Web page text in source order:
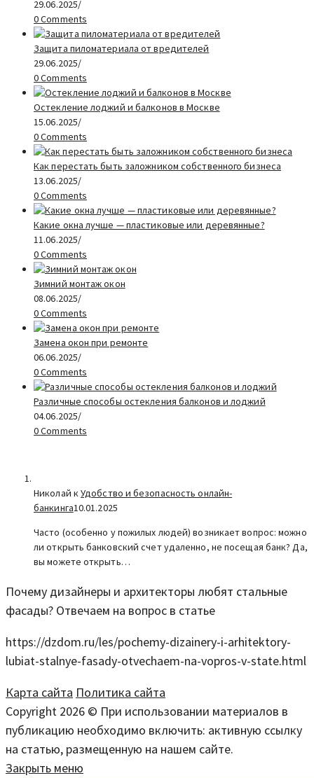
29.06.2025/
0 Comments
Защита пиломатериала от вредителей
29.06.2025/
0 Comments
Остекление лоджий и балконов в Москве
15.06.2025/
0 Comments
Как перестать быть заложником собственного бизнеса
13.06.2025/
0 Comments
Какие окна лучше — пластиковые или деревянные?
11.06.2025/
0 Comments
Зимний монтаж окон
08.06.2025/
0 Comments
Замена окон при ремонте
06.06.2025/
0 Comments
Различные способы остекления балконов и лоджий
04.06.2025/
0 Comments
Николай к Удобство и безопасность онлайн-
банкинга10.01.2025
Часто (особенно у пожилых людей) возникает вопрос: можно
ли открыть банковский счет удаленно, не посещая банк? Да,
вы можете открыть…
Почему дизайнеры и архитекторы любят стальные
фасады? Отвечаем на вопрос в статье
https://dzdom.ru/les/pochemy-dizainery-i-arhitektory-
lubiat-stalnye-fasady-otvechaem-na-vopros-v-state.html
Карта сайта Политика сайта
Copyright 2026 © При использовании материалов в
публикацию необходимо включить: активную ссылку
на статью, размещенную на нашем сайте.
Закрыть меню